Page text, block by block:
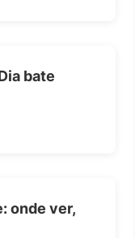
bate
onde ver,